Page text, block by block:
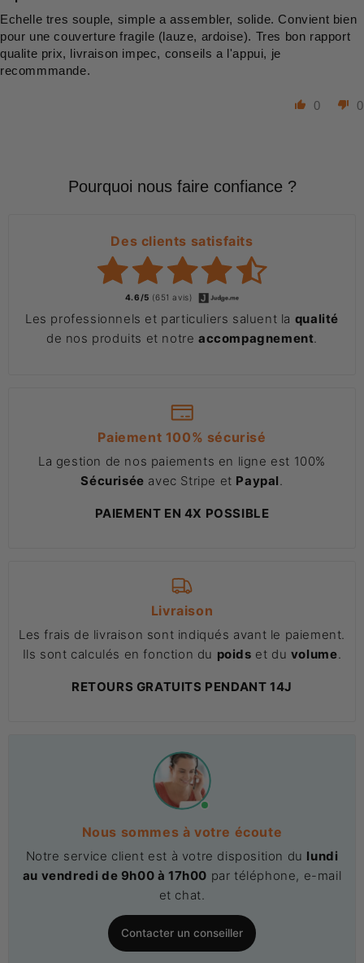
Echelle tres souple, simple a assembler, solide. Convient bien
pour une couverture fragile (lauze, ardoise). Tres bon rapport
qualite prix, livraison impec, conseils a l'appui, je
recommmande.
0 0
Pourquoi nous faire confiance ?
Des clients satisfaits
4.6/5 (651 avis)
Les professionnels et particuliers saluent la qualité
de nos produits et notre accompagnement.
Paiement 100% sécurisé
La gestion de nos paiements en ligne est 100%
Sécurisée avec Stripe et Paypal.
PAIEMENT EN 4X POSSIBLE
Livraison
Les frais de livraison sont indiqués avant le paiement.
Ils sont calculés en fonction du poids et du volume.
RETOURS GRATUITS PENDANT 14J
Nous sommes à votre écoute
Notre service client est à votre disposition du lundi
au vendredi de 9h00 à 17h00 par téléphone, e-mail
et chat.
Contacter un conseiller